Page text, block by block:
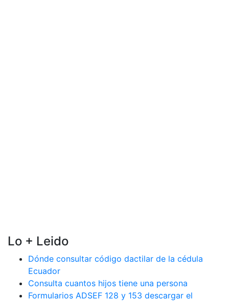
Lo + Leido
Dónde consultar código dactilar de la cédula
Ecuador
Consulta cuantos hijos tiene una persona
Formularios ADSEF 128 y 153 descargar el